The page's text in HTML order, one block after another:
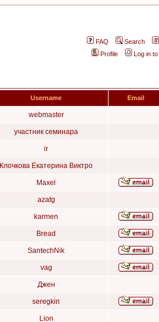
FAQ
Search
Profile
Log in
Username Email
webmaster
участник семинара
ir
Клочкова Екатерина Виктро
Maxel
azatg
karmen
Bread
SantechNik
vag
Джен
seregkin
Lion